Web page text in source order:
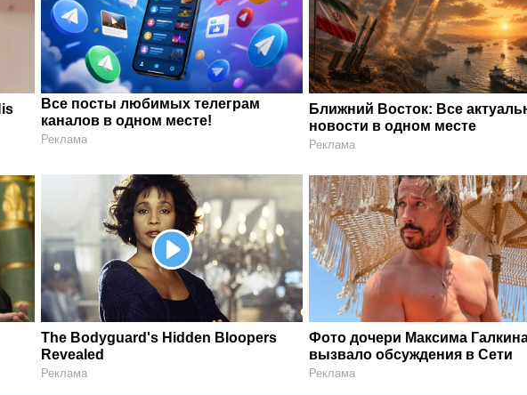
Все посты любимых телеграм
каналов в одном месте!
Реклама
Ближний Восток: Все
новости в одном месте
Реклама
The Bodyguard's Hidden Bloopers
Revealed
Реклама
Фото дочери Максима
вызвало обсуждения в Сети
Реклама